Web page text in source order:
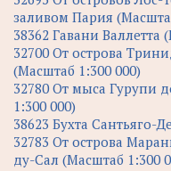
заливом Пария
38362 Гавани Валлетта
32700 От острова
(Масштаб 1:300 000)
32780 От мыса Гурупи
1:300 000)
38623 Бухта Сантьяго-
32783 От острова
ду-Сал (Масштаб 1:300